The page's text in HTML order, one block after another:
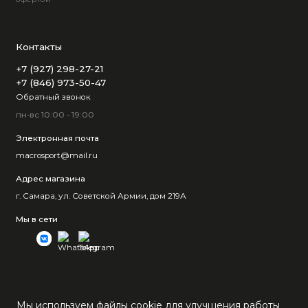
Контакты
+7 (927) 298-27-21
+7 (846) 973-50-47
Обратный звонок
пн-вс 10:00 - 19:00
Электронная почта
macrosport@mail.ru
Адрес магазина
г. Самара, ул. Советской Армии, дом 219А
Мы в сети
Мы используем файлы cookie для улучшения работы